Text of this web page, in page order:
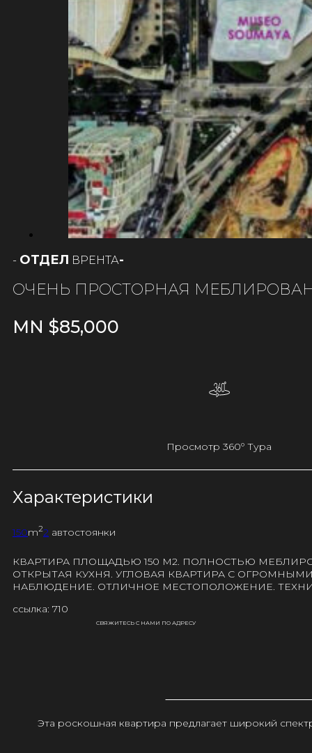
- ОТДЕЛ ВРЕНТА-
ОЧЕНЬ ПРОСТОРНАЯ
MN $85,000
Просмотр 360º Тура
Характеристики
150m22 автостоянки
КВАРТИРА ПЛОЩАДЬЮ 150 М2. ПОЛНОСТЬЮ
ОТКРЫТАЯ КУХНЯ. УГЛОВАЯ КВАРТИРА С
НАБЛЮДЕНИЕ. ОТЛИЧНОЕ МЕСТОПОЛОЖЕНИЕ.
ссылка: 710
СВЯЖИТЕСЬ С НАМИ ПО АДРЕСУ
Эта роскошная квартира предлагает широкий